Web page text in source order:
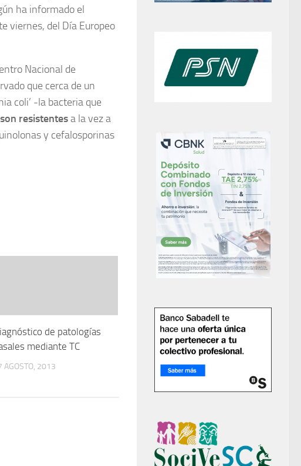
ha informado el
viernes, del Día Europeo
Nacional de
que cerca de un
coli’ -la bacteria que
son resistentesa la vez a
y cefalosporinas
de patologías
mediante TC
AGOSTO, 2013